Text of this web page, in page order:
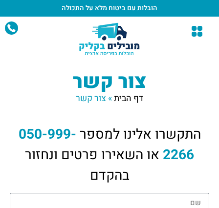
הובלות עם ביטוח מלא על התכולה
צור קשר
דף הבית» צור קשר
התקשרו אלינו למספר050-999-
2266 או השאירו פרטים ונחזור
בהקדם